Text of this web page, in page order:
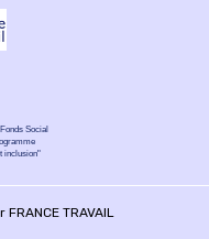
Social
inclusion"
TRAVAIL